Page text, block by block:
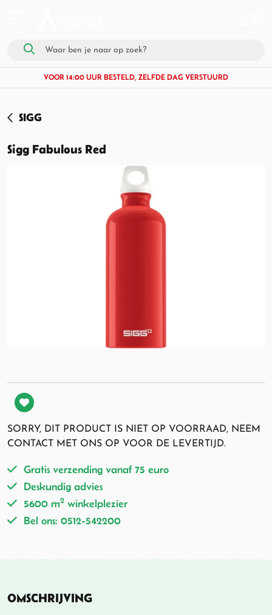
VOOR 14:00 UUR BESTELD, ZELFDE DAG VERSTUURD
SIGG
Sigg Fabulous Red
SORRY, DIT PRODUCT IS NIET OP VOORRAAD, NEEM
CONTACT MET ONS OP VOOR DE LEVERTIJD.
Gratis verzending vanaf 75 euro
Deskundig advies
5600 m2 winkelplezier
Bel ons: 0512-542200
OMSCHRIJVING